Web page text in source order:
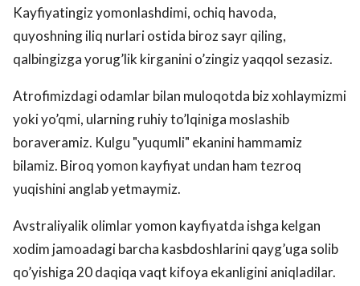
Kayfiyatingiz yomonlashdimi, ochiq havoda,
quyoshning iliq nurlari ostida biroz sayr qiling,
qalbingizga yorug’lik kirganini o’zingiz yaqqol sezasiz.
Atrofimizdagi odamlar bilan muloqotda biz xohlaymizmi
yoki yo’qmi, ularning ruhiy to’lqiniga moslashib
boraveramiz. Kulgu "yuqumli" ekanini hammamiz
bilamiz. Biroq yomon kayfiyat undan ham tezroq
yuqishini anglab yetmaymiz.
Avstraliyalik olimlar yomon kayfiyatda ishga kelgan
xodim jamoadagi barcha kasbdoshlarini qayg’uga solib
qo’yishiga 20 daqiqa vaqt kifoya ekanligini aniqladilar.